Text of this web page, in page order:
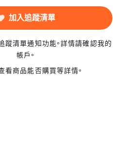
加入追蹤清單
蹤清單通知功能。詳情請確認我的
帳戶。
看商品能否購買等詳情。